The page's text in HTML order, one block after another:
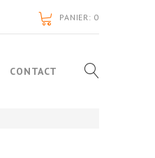
PANIER: 0
CONTACT